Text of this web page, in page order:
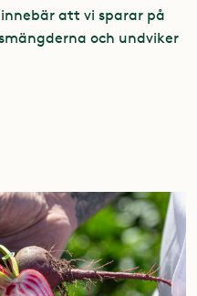
att vi sparar på
och undviker